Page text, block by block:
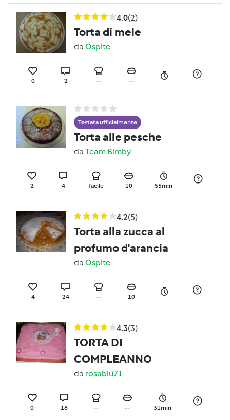
4.0(2)
Torta di mele
da Ospite
0 2 -- --
Testata ufficialmente
Torta alle pesche
da Team Bimby
2 4 facile 10 55min
4.2(5)
Torta alla zucca al
profumo d'arancia
da Ospite
4 24 -- 10
4.3(3)
TORTA DI
COMPLEANNO
da rosablu71
0 18 -- -- 31min